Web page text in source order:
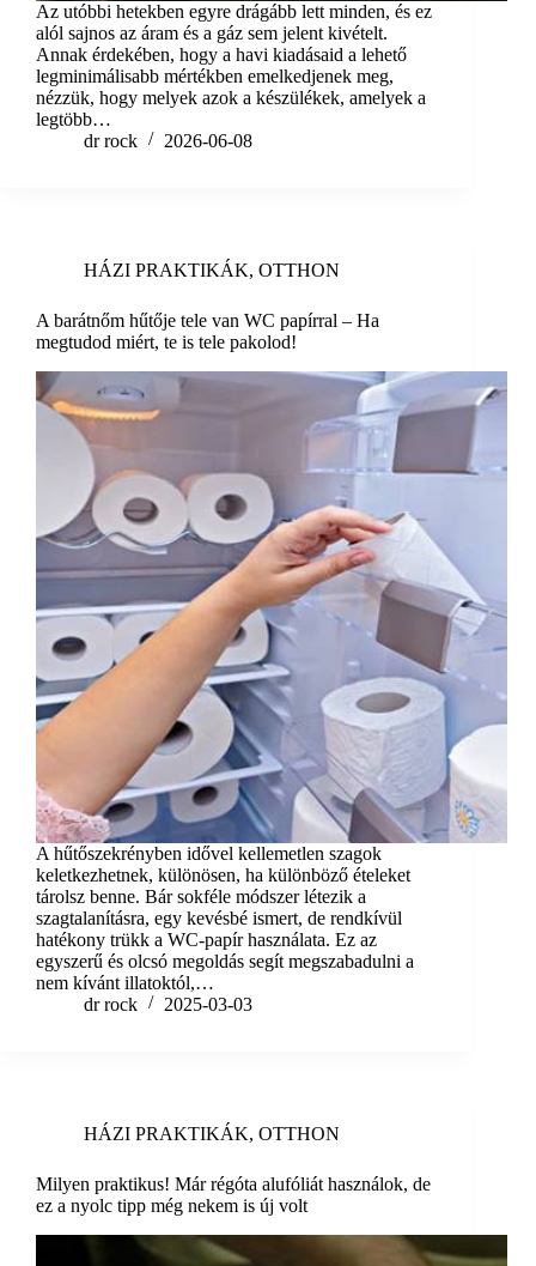
Az utóbbi hetekben egyre drágább lett minden, és ez
alól sajnos az áram és a gáz sem jelent kivételt.
Annak érdekében, hogy a havi kiadásaid a lehető
legminimálisabb mértékben emelkedjenek meg,
nézzük, hogy melyek azok a készülékek, amelyek a
legtöbb…
dr rock
2026-06-08
HÁZI PRAKTIKÁK, OTTHON
A barátnőm hűtője tele van WC papírral – Ha
megtudod miért, te is tele pakolod!
A hűtőszekrényben idővel kellemetlen szagok
keletkezhetnek, különösen, ha különböző ételeket
tárolsz benne. Bár sokféle módszer létezik a
szagtalanításra, egy kevésbé ismert, de rendkívül
hatékony trükk a WC-papír használata. Ez az
egyszerű és olcsó megoldás segít megszabadulni a
nem kívánt illatoktól,…
dr rock
2025-03-03
HÁZI PRAKTIKÁK, OTTHON
Milyen praktikus! Már régóta alufóliát használok, de
ez a nyolc tipp még nekem is új volt